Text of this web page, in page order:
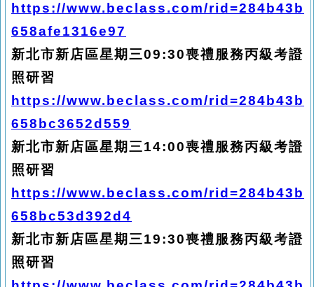
https://www.beclass.com/rid=284b43b
658afe1316e97
新北市新店區星期三09:30喪禮服務丙級考證
照研習
https://www.beclass.com/rid=284b43b
658bc3652d559
新北市新店區星期三14:00喪禮服務丙級考證
照研習
https://www.beclass.com/rid=284b43b
658bc53d392d4
新北市新店區星期三19:30喪禮服務丙級考證
照研習